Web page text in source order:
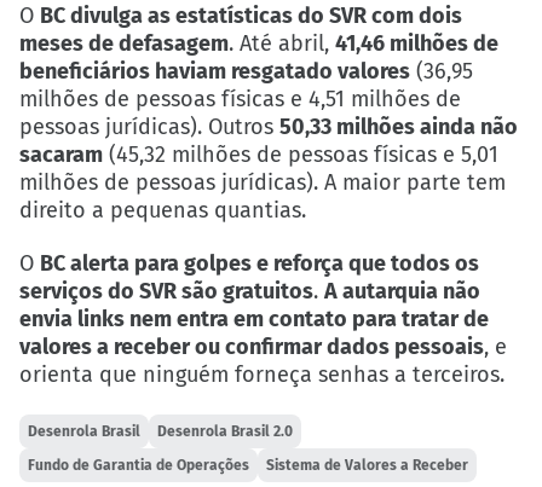
O BC divulga as estatísticas do SVR com dois
meses de defasagem. Até abril, 41,46 milhões de
beneficiários haviam resgatado valores (36,95
milhões de pessoas físicas e 4,51 milhões de
pessoas jurídicas). Outros 50,33 milhões ainda não
sacaram (45,32 milhões de pessoas físicas e 5,01
milhões de pessoas jurídicas). A maior parte tem
direito a pequenas quantias.
O BC alerta para golpes e reforça que todos os
serviços do SVR são gratuitos. A autarquia não
envia links nem entra em contato para tratar de
valores a receber ou confirmar dados pessoais, e
orienta que ninguém forneça senhas a terceiros.
Desenrola Brasil Desenrola Brasil 2.0
Fundo de Garantia de Operações Sistema de Valores a Receber